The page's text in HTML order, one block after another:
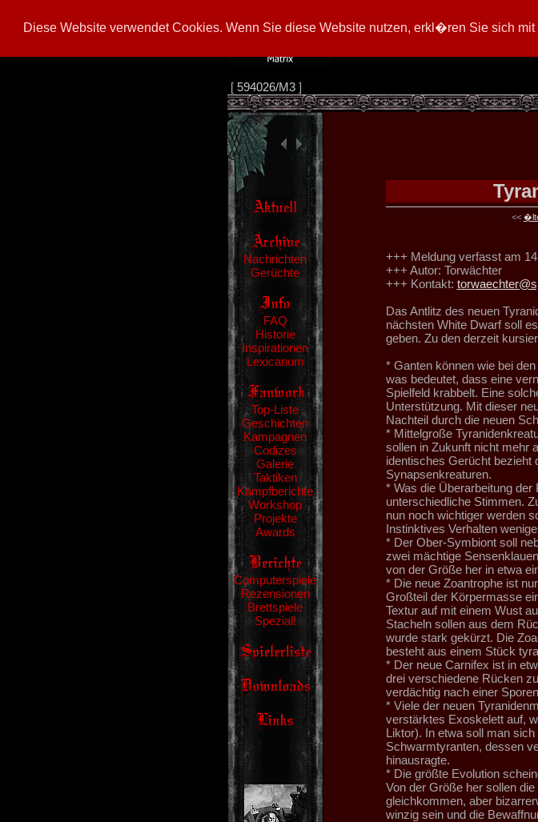
Diese Website verwendet Cookies. Wenn Sie diese Website nutzen, erkl�ren Sie sich
[ 594026/M3]
Nachrichten
Gerüchte
FAQ
Historie
Inspirationen
Lexicanum
Top-Liste
Geschichten
Kampagnen
Codizes
Galerie
Taktiken
Kampfberichte
Workshop
Projekte
Awards
Computerspiele
Rezensionen
Brettspiele
Spezial!
<<
+++ Meldung verfasst am
+++ Autor: Torwächter
+++ Kontakt:
Das Antlitz des neuen
nächsten White Dwarf soll
geben. Zu den derzeit
* Ganten können wie bei
was bedeutet, dass eine
Spielfeld krabbelt. Eine
Unterstützung. Mit dieser
Nachteil durch die neuen
* Mittelgroße
sollen in Zukunft nicht mehr
identisches Gerücht bezieht
Synapsenkreaturen.
* Was die Überarbeitung
unterschiedliche Stimmen.
nun noch wichtiger werden
Instinktives Verhalten
* Der Ober-Symbiont soll
zwei mächtige
von der Größe her in etwa
* Die neue Zoantrophe ist
Großteil der Körpermasse
Textur auf mit einem Wust
Stacheln sollen aus dem
wurde stark gekürzt. Die
besteht aus einem Stück
* Der neue Carnifex ist in
drei verschiedene Rücken
verdächtig nach einer
* Viele der neuen
verstärktes Exoskelett auf,
Liktor). In etwa soll man
Schwarmtyranten, dessen
hinausragte.
* Die größte Evolution
Von der Größe her sollen
gleichkommen, aber
winzig sein und die